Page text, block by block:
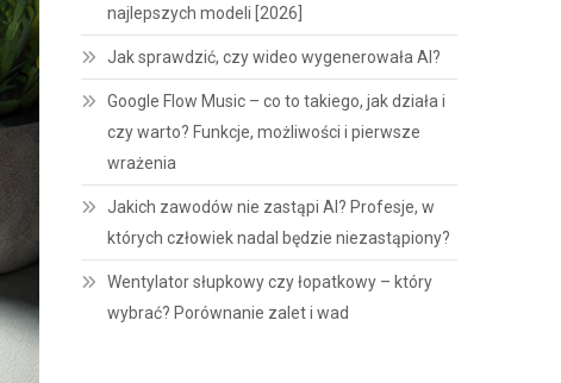
najlepszych modeli [2026]
Jak sprawdzić, czy wideo wygenerowała AI?
Google Flow Music – co to takiego, jak działa i
czy warto? Funkcje, możliwości i pierwsze
wrażenia
Jakich zawodów nie zastąpi AI? Profesje, w
których człowiek nadal będzie niezastąpiony?
Wentylator słupkowy czy łopatkowy – który
wybrać? Porównanie zalet i wad